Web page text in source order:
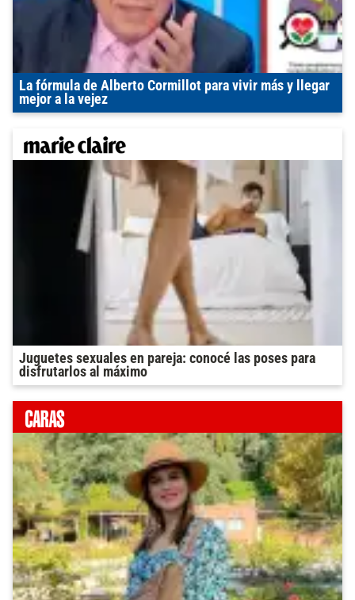
La fórmula de Alberto Cormillot para vivir más y llegar
mejor a la vejez
Juguetes sexuales en pareja: conocé las poses para
disfrutarlos al máximo